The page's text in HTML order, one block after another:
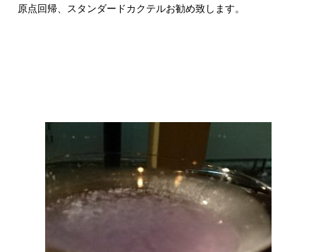
原点回帰、スタンダードカクテルお勧め致します。